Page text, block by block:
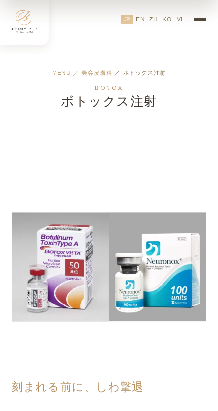
JP EN ZH KO VI
MENU ／美容皮膚科 ／ ボトックス注射
BOTOX
ボトックス注射
刻まれる前に、しわ撃退